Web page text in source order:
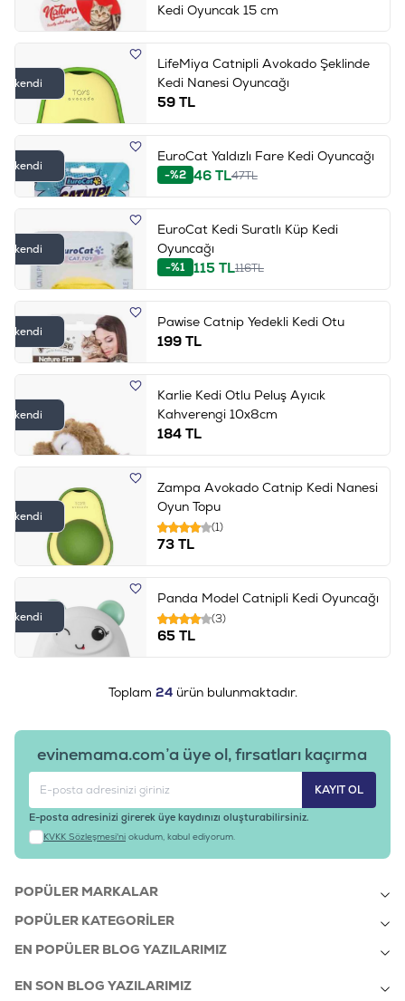
Kedi Oyuncak 15 cm
Tükendi
LifeMiya Catnipli Avokado Şeklinde
Kedi Nanesi Oyuncağı
59TL
Tükendi
EuroCat Yaldızlı Fare Kedi Oyuncağı
-%2 46TL47TL
Tükendi
EuroCat Kedi Suratlı Küp Kedi
Oyuncağı
-%1 115TL116TL
Tükendi
Pawise Catnip Yedekli Kedi Otu
199TL
Tükendi
Karlie Kedi Otlu Peluş Ayıcık
Kahverengi 10x8cm
184TL
Tükendi
Zampa Avokado Catnip Kedi Nanesi
Oyun Topu
(1)
73TL
Tükendi
Panda Model Catnipli Kedi Oyuncağı
(3)
65TL
Toplam 24ürün bulunmaktadır.
evinemama.com’a üye ol, fırsatları kaçırma
KAYIT OL
E-posta adresinizi girerek üye kaydınızı oluşturabilirsiniz.
KVKK Sözleşmesi'ni okudum, kabul ediyorum.
POPÜLER MARKALAR
POPÜLER KATEGORILER
EN POPÜLER BLOG YAZILARIMIZ
EN SON BLOG YAZILARIMIZ